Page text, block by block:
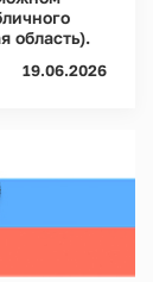
Ростовкинского
управление
область).
19.06.2026